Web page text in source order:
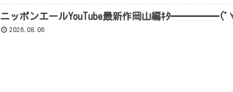
ニッポンエールYouTube最新作岡山編ｷﾀ
2026.08.06